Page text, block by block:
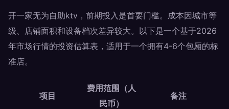
开一家无为自助ktv，前期投入是首要门槛。成本因城市等
级、店铺面积和设备档次差异较大。以下是一个基于2026
年市场行情的投资估算表，适用于一个拥有4-6个包厢的标
准店。
项目
费用范围（人
民币）
备注